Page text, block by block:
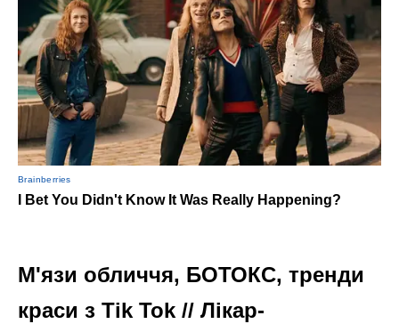
М'язи обличчя, БОТОКС, тренди
краси з Tik Tok // Лікар-